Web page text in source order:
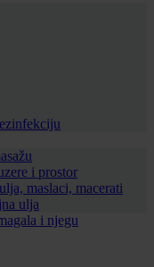
i prostor
maslaci, macerati
ulja
i njegu